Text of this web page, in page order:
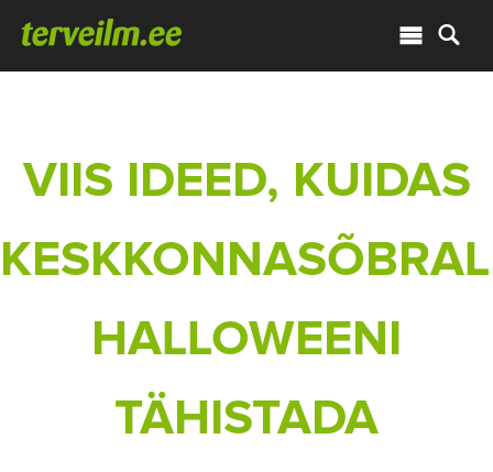
VIIS IDEED, KUIDAS
HALLOWEENI
TÄHISTADA